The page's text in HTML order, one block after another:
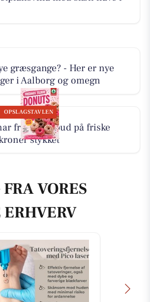
græsgange? - Her er nye
i Aalborg og omegn
OPSLAGSTAVLEN
fredagstilbud på friske
stykket
VORES